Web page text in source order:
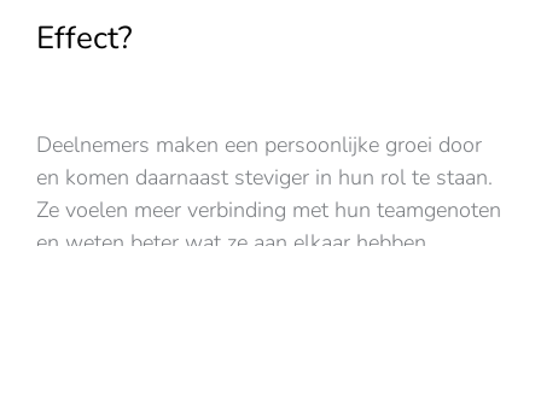
Effect?
Deelnemers maken een persoonlijke groei door
en komen daarnaast steviger in hun rol te staan.
Ze voelen meer verbinding met hun teamgenoten
en weten beter wat ze aan elkaar hebben.